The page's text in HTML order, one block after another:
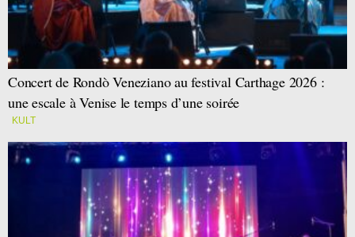
Concert de Rondò Veneziano au festival Carthage 2026 :
une escale à Venise le temps d’une soirée
KULT